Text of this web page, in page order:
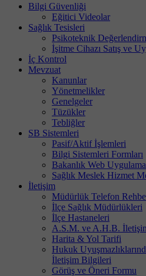
Bilgi Güvenliği
Eğitici Videolar
Sağlık Tesisleri
Psikoteknik
İşitme Cihazı Satış ve
İç Kontrol
Mevzuat
Kanunlar
Yönetmelikler
Genelgeler
Tüzükler
Tebliğler
SB Sistemleri
Pasif/Aktif İşlemleri
Bilgi Sistemleri Formları
Bakanlık Web
Sağlık Meslek Hizmet
İletişim
Müdürlük Telefon
İlçe Sağlık Müdürlükleri
İlçe Hastaneleri
A.S.M. ve A.H.B.
Harita & Yol Tarifi
Hukuk
İletişim Bilgileri
Görüş ve Öneri Formu